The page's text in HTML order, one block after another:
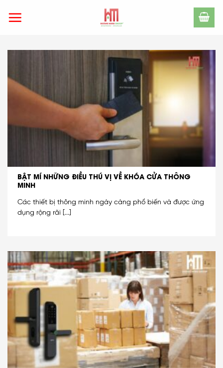
BẬT MÍ NHỮNG ĐIỀU THÚ VỊ VỀ KHÓA CỬA THÔNG
MINH
Các thiết bị thông minh ngày càng phổ biến và được ứng
dụng rộng rãi [...]